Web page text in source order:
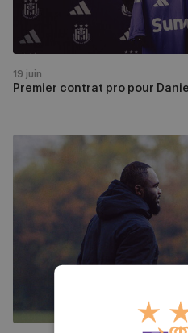
Premier contrat pro pour
19 juin
Neerpede
rétrospective
perspectives